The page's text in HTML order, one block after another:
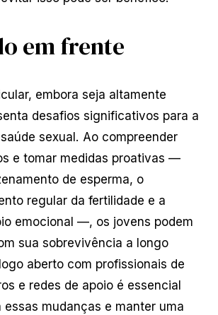
em frente
embora seja altamente
desafios significativos para a
sexual. Ao compreender
e tomar medidas proativas —
de esperma, o
regular da fertilidade e a
emocional —, os jovens podem
sua sobrevivência a longo
aberto com profissionais de
e redes de apoio é essencial
essas mudanças e manter uma